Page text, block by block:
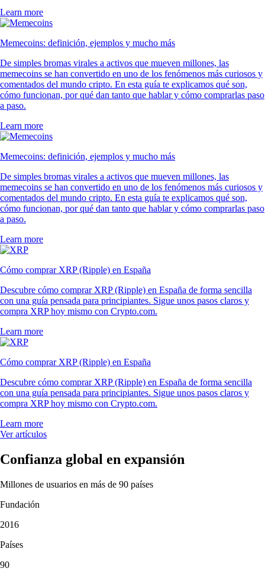
Learn more
Memecoins: definición, ejemplos y mucho más
De simples bromas virales a activos que mueven millones, las
memecoins se han convertido en uno de los fenómenos más curiosos y
comentados del mundo cripto. En esta guía te explicamos qué son,
cómo funcionan, por qué dan tanto que hablar y cómo comprarlas paso
a paso.
Learn more
Memecoins: definición, ejemplos y mucho más
De simples bromas virales a activos que mueven millones, las
memecoins se han convertido en uno de los fenómenos más curiosos y
comentados del mundo cripto. En esta guía te explicamos qué son,
cómo funcionan, por qué dan tanto que hablar y cómo comprarlas paso
a paso.
Learn more
Cómo comprar XRP (Ripple) en España
Descubre cómo comprar XRP (Ripple) en España de forma sencilla
con una guía pensada para principiantes. Sigue unos pasos claros y
compra XRP hoy mismo con Crypto.com.
Learn more
Cómo comprar XRP (Ripple) en España
Descubre cómo comprar XRP (Ripple) en España de forma sencilla
con una guía pensada para principiantes. Sigue unos pasos claros y
compra XRP hoy mismo con Crypto.com.
Learn more
Ver artículos
Confianza global en expansión
Millones de usuarios en más de 90 países
Fundación
2016
Países
90